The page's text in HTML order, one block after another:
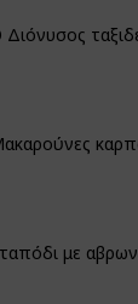
Διόνυσος
με